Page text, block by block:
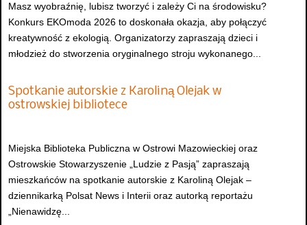
Masz wyobraźnię, lubisz tworzyć i zależy Ci na środowisku?
Konkurs EKOmoda 2026 to doskonała okazja, aby połączyć
kreatywność z ekologią. Organizatorzy zapraszają dzieci i
młodzież do stworzenia oryginalnego stroju wykonanego...
Spotkanie autorskie z Karoliną Olejak w
ostrowskiej bibliotece
Miejska Biblioteka Publiczna w Ostrowi Mazowieckiej oraz
Ostrowskie Stowarzyszenie „Ludzie z Pasją” zapraszają
mieszkańców na spotkanie autorskie z Karoliną Olejak –
dziennikarką Polsat News i Interii oraz autorką reportażu
„Nienawidzę...